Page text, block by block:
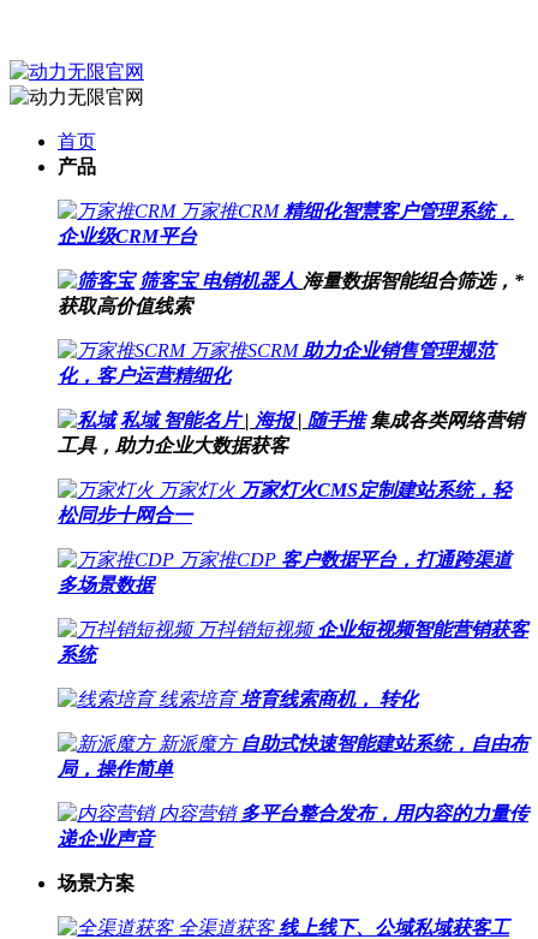
首页
产品
万家推CRM 精细化智慧客户管理系统，
企业级CRM平台
筛客宝 电销机器人 海量数据智能组合筛选，*
获取高价值线索
万家推SCRM 助力企业销售管理规范
化，客户运营精细化
私域 智能名片 | 海报 | 随手推 集成各类网络营销
工具，助力企业大数据获客
万家灯火 万家灯火CMS定制建站系统，轻
松同步十网合一
万家推CDP 客户数据平台，打通跨渠道
多场景数据
万抖销短视频 企业短视频智能营销获客
系统
线索培育 培育线索商机， 转化
新派魔方 自助式快速智能建站系统，自由布
局，操作简单
内容营销 多平台整合发布，用内容的力量传
递企业声音
场景方案
全渠道获客 线上线下、公域私域获客工